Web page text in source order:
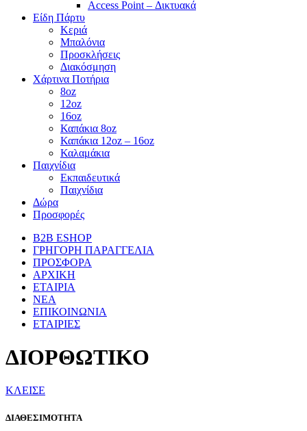
Access Point – Δικτυακά
Είδη Πάρτυ
Κεριά
Μπαλόνια
Προσκλήσεις
Διακόσμηση
Χάρτινα Ποτήρια
8oz
12oz
16oz
Καπάκια 8oz
Καπάκια 12oz – 16oz
Καλαμάκια
Παιχνίδια
Εκπαιδευτικά
Παιχνίδια
Δώρα
Προσφορές
B2B ESHOP
ΓΡΗΓΟΡΗ ΠΑΡΑΓΓΕΛΙΑ
ΠΡΟΣΦΟΡΑ
ΑΡΧΙΚΗ
ΕΤΑΙΡΙΑ
ΝΕΑ
ΕΠΙΚΟΙΝΩΝΙΑ
ΕΤΑΙΡΙΕΣ
ΔΙΟΡΘΩΤΙΚΟ
ΚΛΕΙΣΕ
ΔΙΑΘΕΣΙΜΟΤΗΤΑ